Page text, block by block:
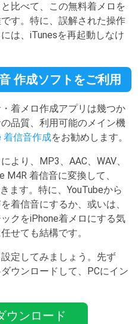
比べて、この無料着メロを
す。特に、誤解された操作
は、iTunesを再起動しなけ
作成ソフトをご利用
着メロ作成アプリは幾つか
品質、利用可能のメイン機
着信音作成をお勧めします。
より、MP3、AAC、WAV、
M4R 着信音に変換して、
ます。特に、YouTubeから
着信音にするか、或いは、
クをiPhone着メロにする気
せても結構です。
定してみましょう。先ず
ウンロードして、PCにイン
ウンロード